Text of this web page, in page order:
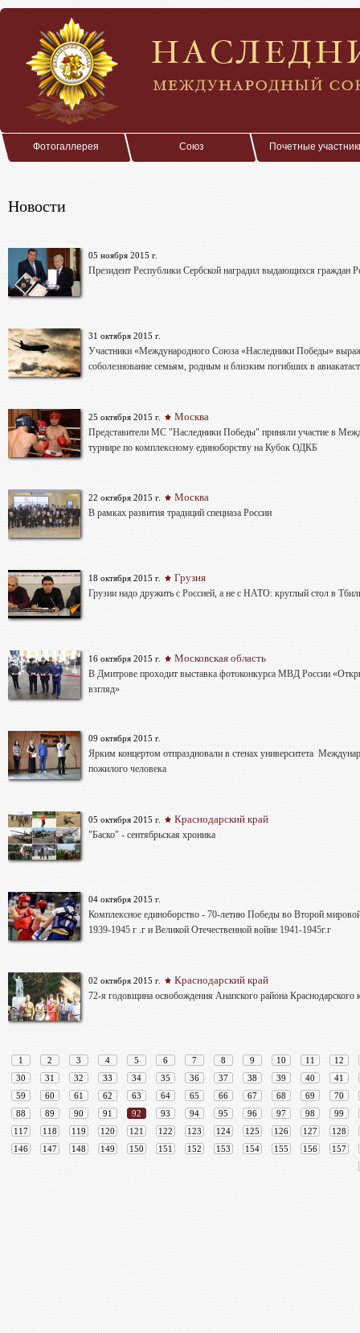
Фотогаллерея Союз Почетные
Новости
05 ноября 2015 г.
Президент Республики Сербской наградил выдающихся граждан
31 октября 2015 г.
Участники «Международного Союза «Наследники Победы»
соболезнование семьям, родным и близким погибших в
25 октября 2015 г. Москва
Представители МС "Наследники Победы" приняли участие в
турнире по комплексному единоборству на Кубок ОДКБ
22 октября 2015 г. Москва
В рамках развития традиций спецназа России
18 октября 2015 г. Грузия
Грузии надо дружить с Россией, а не с НАТО: круглый стол в
16 октября 2015 г. Московская область
В Дмитрове проходит выставка фотоконкурса МВД России
взгляд»
09 октября 2015 г.
Ярким концертом отпраздновали в стенах университета
пожилого человека
05 октября 2015 г. Краснодарский край
"Баско" - сентябрьская хроника
04 октября 2015 г.
Комплексное единоборство - 70-летию Победы во Второй
1939-1945 г .г и Великой Отечественной войне 1941-1945г.г
02 октября 2015 г. Краснодарский край
72-я годовщина освобождения Анапского района Краснодарского
1 2 3 4 5 6 7 8 9 10 11
12
30
31 32 33 34 35 36 37 38 39 40
41
59
60 61 62 63 64 65 66 67 68 69
70
88
89 90 91 92 93 94 95 96 97 98
99
117
118 119 120 121 122 123 124 125 126 127
128
146
147 148 149 150 151 152 153 154 155 156 157